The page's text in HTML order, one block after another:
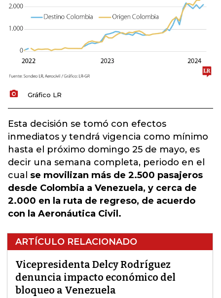
Gráfico LR
Esta decisión se tomó con efectos
inmediatos y tendrá vigencia como mínimo
hasta el próximo domingo 25 de mayo, es
decir una semana completa, periodo en el
cual se movilizan más de 2.500 pasajeros
desde Colombia a Venezuela, y cerca de
2.000 en la ruta de regreso, de acuerdo
con la Aeronáutica Civil.
ARTÍCULO RELACIONADO
Vicepresidenta Delcy Rodríguez
denuncia impacto económico del
bloqueo a Venezuela